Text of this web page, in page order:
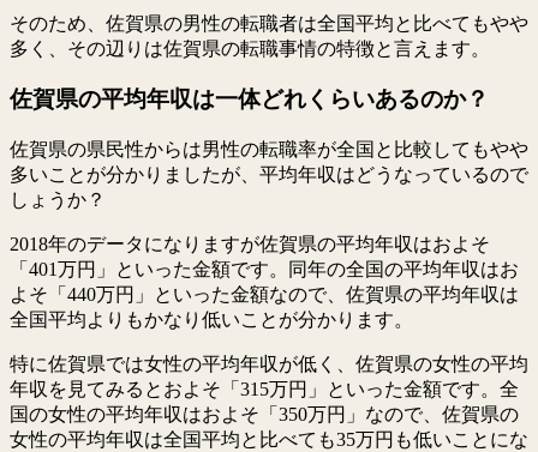
そのため、佐賀県の男性の転職者は全国平均と比べてもやや
多く、その辺りは佐賀県の転職事情の特徴と言えます。
佐賀県の平均年収は一体どれくらいあるのか？
佐賀県の県民性からは男性の転職率が全国と比較してもやや
多いことが分かりましたが、平均年収はどうなっているので
しょうか？
2018年のデータになりますが佐賀県の平均年収はおよそ
「401万円」といった金額です。同年の全国の平均年収はお
よそ「440万円」といった金額なので、佐賀県の平均年収は
全国平均よりもかなり低いことが分かります。
特に佐賀県では女性の平均年収が低く、佐賀県の女性の平均
年収を見てみるとおよそ「315万円」といった金額です。全
国の女性の平均年収はおよそ「350万円」なので、佐賀県の
女性の平均年収は全国平均と比べても35万円も低いことにな